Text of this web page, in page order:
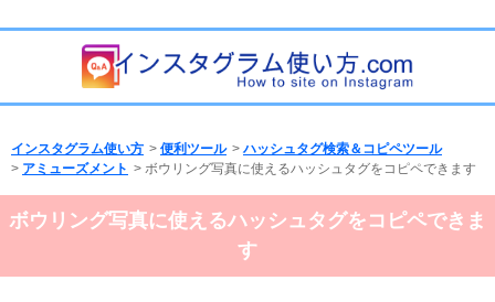
インスタグラム使い方 > 便利ツール >ハッシュタグ検索＆コピペツール
> アミューズメント > ボウリング写真に使えるハッシュタグをコピペできます
ボウリング写真に使えるハッシュタグをコピペできま
す